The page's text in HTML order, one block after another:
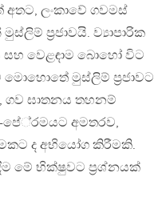
ලංකාවේ ගවමස්
ප‍්‍රජාවයි. ව්‍යාපාරික
වෙළඳාම බොහෝ විට
මුස්ලිම් ප‍්‍රජාවට
ගව ඝාතනය තහනම්
පේ‍්‍රමයට අමතරව,
ද අභියෝග කිරීමකි.
මේ භික්ෂුවට ප‍්‍රශ්නයක්